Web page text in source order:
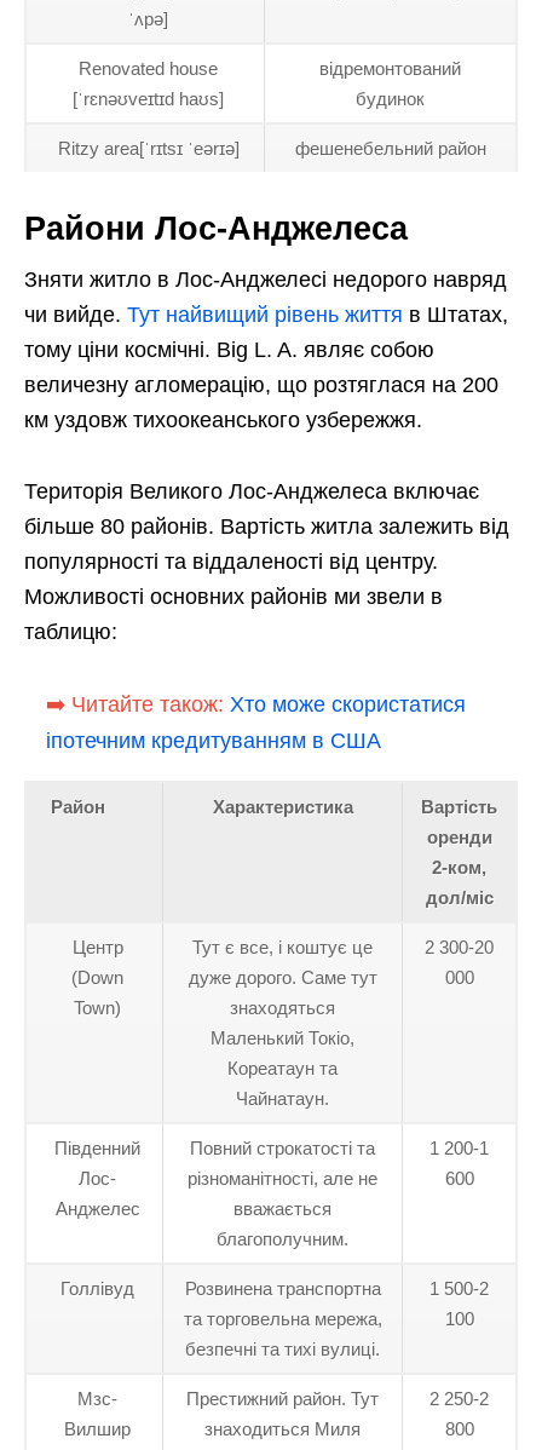
ˈʌpə]
Renovated house
[ˈrɛnəʊveɪtɪd haʊs]
відремонтований
будинок
Ritzy area[ˈrɪtsɪ ˈeərɪə] фешенебельний район
Райони Лос-Анджелеса
Зняти житло в Лос-Анджелесі недорого навряд
чи вийде. Тут найвищий рівень життя в Штатах,
тому ціни космічні. Big L. A. являє собою
величезну агломерацію, що розтяглася на 200
км уздовж тихоокеанського узбережжя.
Територія Великого Лос-Анджелеса включає
більше 80 районів. Вартість житла залежить від
популярності та віддаленості від центру.
Можливості основних районів ми звели в
таблицю:
➡️ Читайте також: Хто може скористатися
іпотечним кредитуванням в США
Район Характеристика
Вартість
оренди
2-ком,
дол/міс
Центр
(Down
Town)
Тут є все, і коштує це
дуже дорого. Саме тут
знаходяться
Маленький Токіо,
Кореатаун та
Чайнатаун.
2 300-20
000
Південний
Лос-
Анджелес
Повний строкатості та
різноманітності, але не
вважається
благополучним.
1 200-1
600
Голлівуд
Розвинена транспортна
та торговельна мережа,
безпечні та тихі вулиці.
1 500-2
100
Мзс-
Вилшир
Престижний район. Тут
знаходиться Миля
2 250-2
800